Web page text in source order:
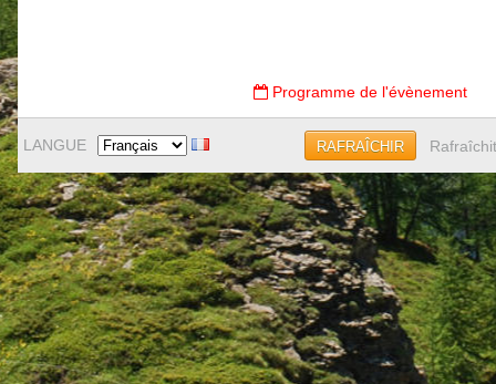
Programme de l'évènement
LANGUE RAFRAÎCHIR